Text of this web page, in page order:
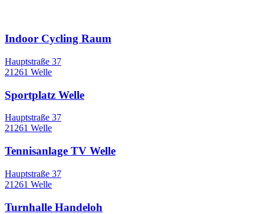
Indoor Cycling Raum
Hauptstraße 37
21261 Welle
Sportplatz Welle
Hauptstraße 37
21261 Welle
Tennisanlage TV Welle
Hauptstraße 37
21261 Welle
Turnhalle Handeloh